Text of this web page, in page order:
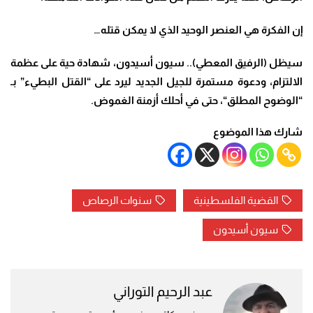
إن الفكرة هي العنصر الوحيد الذي لا يمكن قتله…
سيظل (الرفيق المعطي).. سيون أسيدون، شهادة حية على عظمة
الالتزام، ودعوة مستمرة للجيل الجديد ليرد على“القتل البطيء” بـ
“الوضوح المطلق“، حتى في أحلك أزمنة الغموض.
شارك هذا الموضوع
القضية الفلسطينية سنوات الرصاص
سيون أسيدون
عبد الرحيم التوراني